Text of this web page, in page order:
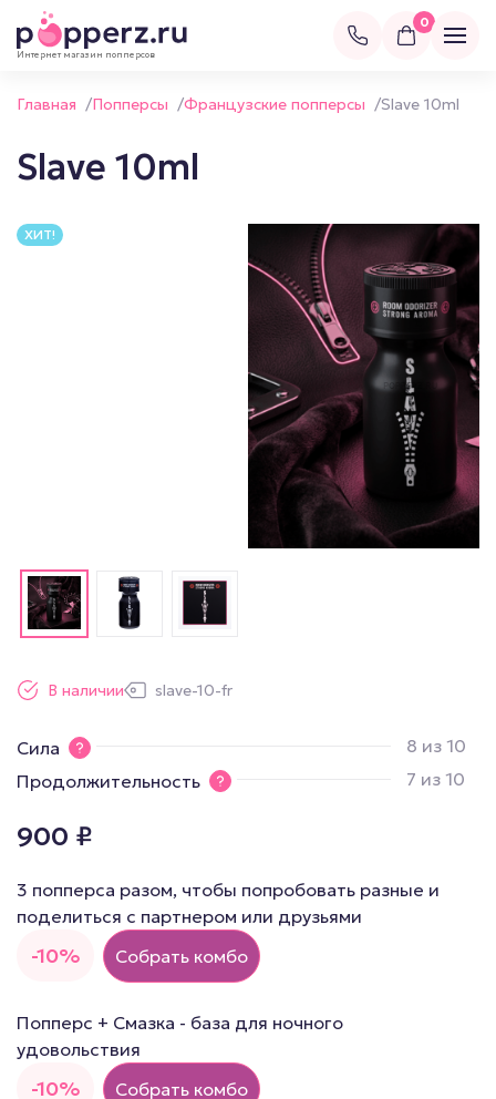
Интернет магазин попперсов
0
Главная /Попперсы /Французские попперсы /Slave 10ml
Slave 10ml
ХИТ!
В наличии slave-10-fr
Сила
8 из 10
Продолжительность
7 из 10
900 ₽
-10%
3 попперса разом, чтобы попробовать разные и
поделиться с партнером или друзьями
Собрать комбо
-10%
Попперс + Смазка - база для ночного
удовольствия
Собрать комбо